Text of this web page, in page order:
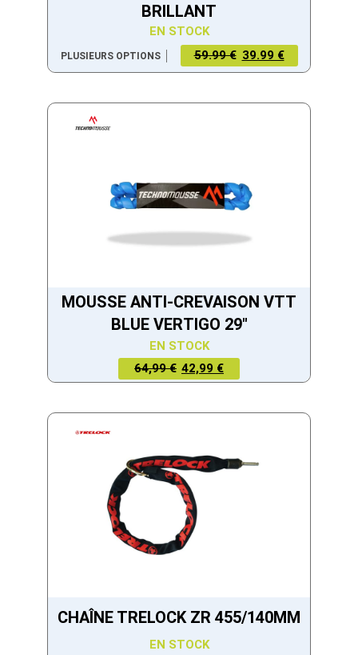
BRILLANT
EN STOCK
PLUSIEURS OPTIONS 59.99 € 39.99 €
MOUSSE ANTI-CREVAISON VTT
BLUE VERTIGO 29"
EN STOCK
64,99 €
LE PRIX
INITIAL
42,99 €
LE PRIX
ACTUEL
CHAÎNE TRELOCK ZR 455/140MM
EN STOCK